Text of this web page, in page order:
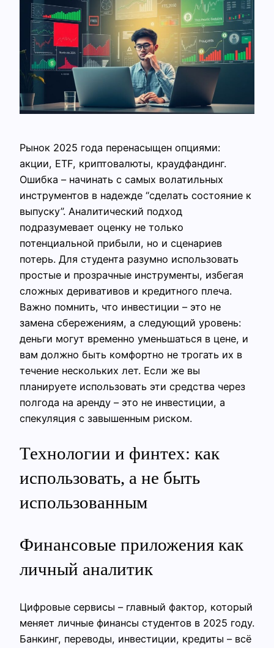
Рынок 2025 года перенасыщен опциями:
акции, ETF, криптовалюты, краудфандинг.
Ошибка – начинать с самых волатильных
инструментов в надежде “сделать состояние к
выпуску”. Аналитический подход
подразумевает оценку не только
потенциальной прибыли, но и сценариев
потерь. Для студента разумно использовать
простые и прозрачные инструменты, избегая
сложных деривативов и кредитного плеча.
Важно помнить, что инвестиции – это не
замена сбережениям, а следующий уровень:
деньги могут временно уменьшаться в цене, и
вам должно быть комфортно не трогать их в
течение нескольких лет. Если же вы
планируете использовать эти средства через
полгода на аренду – это не инвестиции, а
спекуляция с завышенным риском.
Технологии и финтех: как
использовать, а не быть
использованным
Финансовые приложения как
личный аналитик
Цифровые сервисы – главный фактор, который
меняет личные финансы студентов в 2025 году.
Банкинг, переводы, инвестиции, кредиты – всё